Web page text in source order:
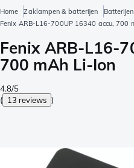
Home Zaklampen & batterijen
Fenix ARB-L16-700UP 16340 accu, 700
Fenix ARB-L16-
700 mAh Li-Ion
4.8/5
( 13 reviews )